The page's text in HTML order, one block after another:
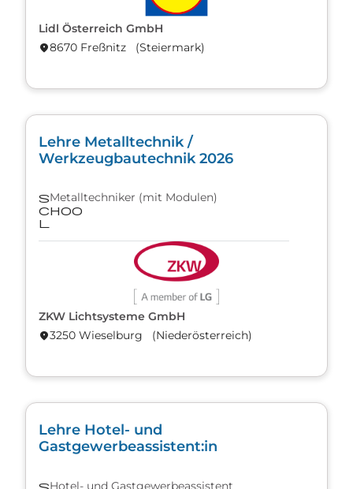
Lidl Österreich GmbH
location_on8670 Freßnitz (Steier­mark)
ZKW Lichtsysteme GmbH
location_on3250 Wieselburg (Nieder­österreich)
Lehre Metalltechnik /
Werkzeugbautechnik 2026
s
choo
l
Metalltechniker (mit Modulen)
Lehre Hotel- und
Gastgewerbeassistent:in
sHotel- und Gastgewerbeassistent